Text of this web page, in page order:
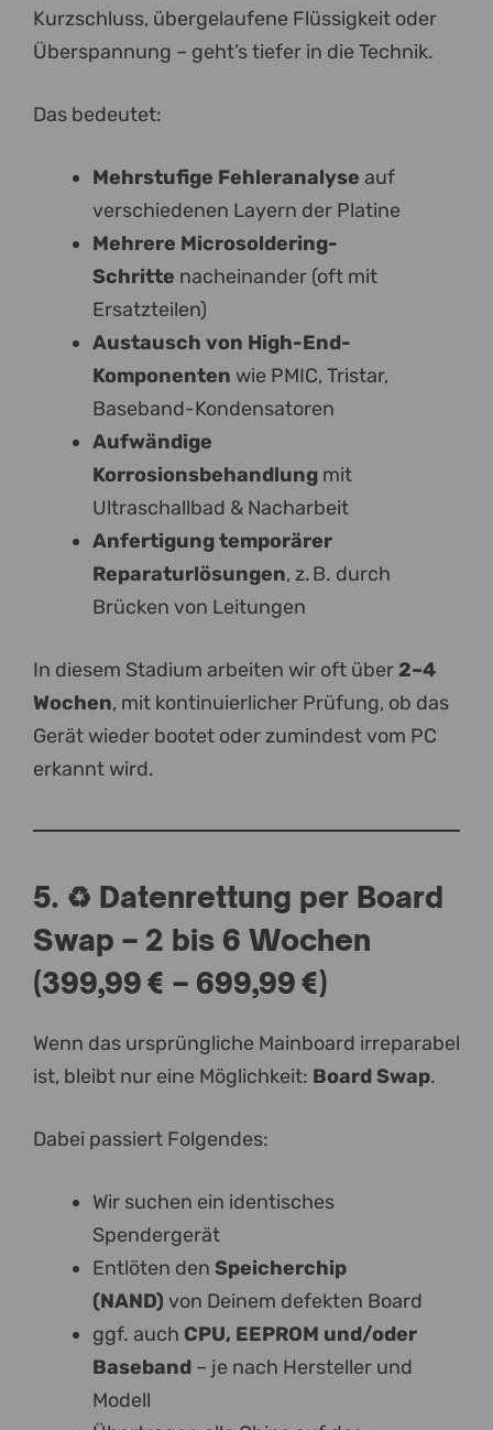
Kurzschluss, übergelaufene Flüssigkeit oder
Überspannung – geht’s tiefer in die Technik.
Das bedeutet:
Mehrstufige Fehleranalyse auf
verschiedenen Layern der Platine
Mehrere Microsoldering-
Schritte nacheinander (oft mit
Ersatzteilen)
Austausch von High-End-
Komponenten wie PMIC, Tristar,
Baseband-Kondensatoren
Aufwändige
Korrosionsbehandlung mit
Ultraschallbad & Nacharbeit
Anfertigung temporärer
Reparaturlösungen, z. B. durch
Brücken von Leitungen
In diesem Stadium arbeiten wir oft über2–4
Wochen, mit kontinuierlicher Prüfung, ob das
Gerät wieder bootet oder zumindest vom PC
erkannt wird.
5. ♻️ Datenrettung per Board
Swap – 2 bis 6 Wochen
(399,99 € – 699,99 €)
Wenn das ursprüngliche Mainboard irreparabel
ist, bleibt nur eine Möglichkeit: Board Swap.
Dabei passiert Folgendes:
Wir suchen ein identisches
Spendergerät
Entlöten den Speicherchip
(NAND) von Deinem defekten Board
ggf. auch CPU, EEPROM und/oder
Baseband – je nach Hersteller und
Modell